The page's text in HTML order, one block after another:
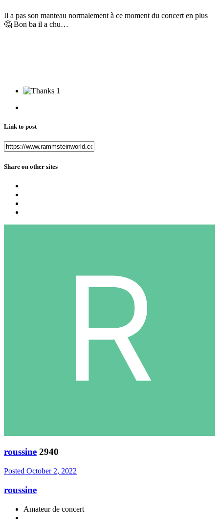
Il a pas son manteau normalement à ce moment du concert en plus
🤔 Bon ba il a chu…
1
Link to post
Share on other sites
roussine 2940
Posted October 2, 2022
roussine
Amateur de concert